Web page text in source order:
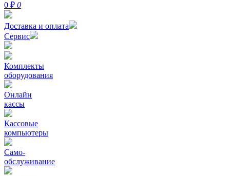
0 ₽ 0
Доставка и оплата
Сервис
Комплекты
оборудования
Онлайн
кассы
Кассовые
компьютеры
Само-
обслуживание